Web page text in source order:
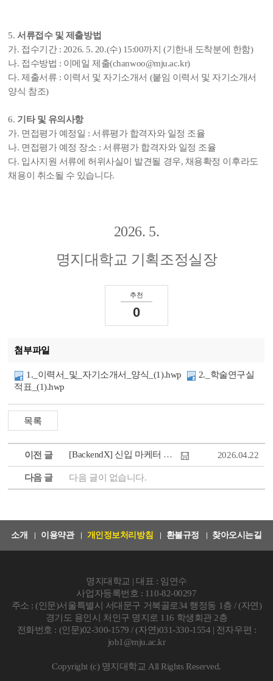
5.서류접수 및 제출방법
가. 접수기간 : 2026. 5. 20.(수) 15:00까지 (기한내 도착분에 한함)
나. 접수방법 : 이메일 제출(chanwoo@mju.ac.kr)
다. 제출서류 : 이력서 및 자기소개서 (붙임 이력서 및 자기소개서
양식 참조)
6. 기타 및 유의사항
가. 면접평가 예정일 : 서류평가 합격자와 일정 조율
나. 면접평가 예정 장소 : 서류평가 합격자와 일정 조율
다. 입사지원 서류에 허위사실이 발견될 경우, 채용확정 이후라도
채용이 취소될 수 있습니다.
2026. 5.
명지대학교 기획조정실장
추천
0
첨부파일
1._이력서_및_자기소개서_양식_(1).hwp
2._학술연구실
적표_(1).hwp
이전 글 [BackendX] 신입 마케터 채용 2026.04.22
다음 글 다음 글이 없습니다.
소개 이용약관 개인정보처리방침 환불규정 찾아오시는길
명지대학교 | 대표 : 임연수
사업자등록번호 : 110-82-00297
주소 : (인문)서울특별시 서대문구 거북골로34 행정동 1층 / (자연)
경기도 용인시 처인구 명지로 116 학생회관 2층
전화번호 : (인문)02-300-1579 / (자연)031-330-1554 | 전자우편 :
job1@mju.ac.kr
Copyright (c) 명지대학교 All Rights Reserved.